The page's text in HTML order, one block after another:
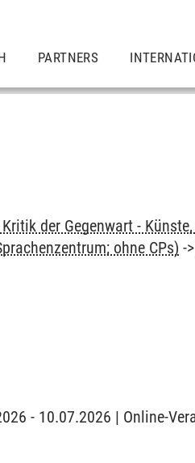
PARTNERS
der Gegenwart -
ohne CPs) ->
- 10.07.2026 | Online-